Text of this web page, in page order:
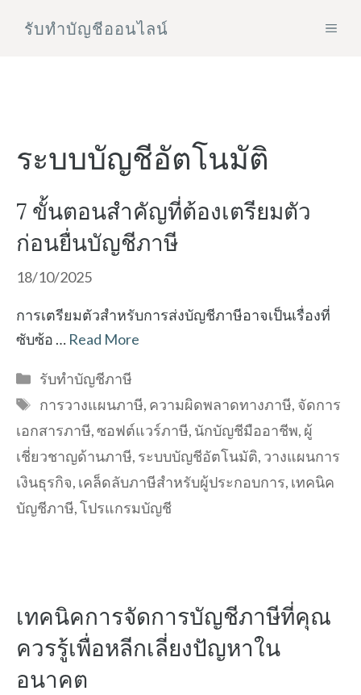
รับทําบัญชีออนไลน์
ระบบบัญชีอัตโนมัติ
7 ขั้นตอนสำคัญที่ต้องเตรียมตัว
ก่อนยื่นบัญชีภาษี
18/10/2025
การเตรียมตัวสำหรับการส่งบัญชีภาษีอาจเป็นเรื่องที่
ซับซ้อ … Read More
Categories
รับทำบัญชีภาษี
Tags
การวางแผนภาษี, ความผิดพลาดทางภาษี, จัดการ
เอกสารภาษี,ซอฟต์แวร์ภาษี, นักบัญชีมืออาชีพ, ผู้
เชี่ยวชาญด้านภาษี, ระบบบัญชีอัตโนมัติ, วางแผนการ
เงินธุรกิจ, เคล็ดลับภาษีสำหรับผู้ประกอบการ, เทคนิค
บัญชีภาษี,โปรแกรมบัญชี
เทคนิคการจัดการบัญชีภาษีที่คุณ
ควรรู้เพื่อหลีกเลี่ยงปัญหาใน
อนาคต